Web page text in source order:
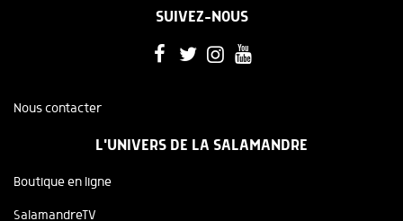
SUIVEZ-NOUS
Nous contacter
L'UNIVERS DE LA SALAMANDRE
Boutique en ligne
SalamandreTV